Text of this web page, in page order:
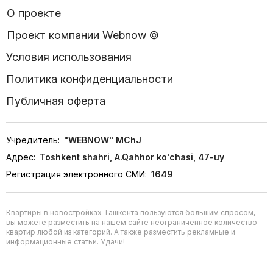
О проекте
Проект компании Webnow ©
Условия использования
Политика конфиденциальности
Публичная оферта
Учредитель: "WEBNOW" MChJ
Адрес: Toshkent shahri, A.Qahhor ko'chasi, 47-uy
Регистрация электронного СМИ: 1649
Квартиры в новостройках Ташкента пользуются большим спросом,
вы можете разместить на нашем сайте неограниченное количество
квартир любой из категорий. А также разместить рекламные и
информационные статьи. Удачи!